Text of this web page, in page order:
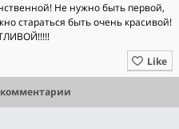
Не нужно быть первой,
стараться быть очень красивой!
Like